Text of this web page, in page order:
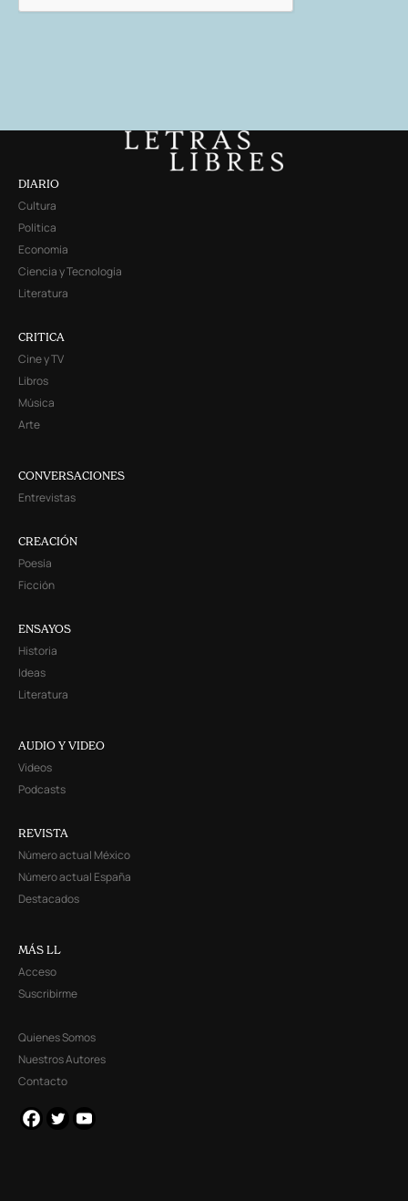
DIARIO
Cultura
Política
Economía
Ciencia y Tecnología
Literatura
CRITICA
Cine y TV
Libros
Música
Arte
CONVERSACIONES
Entrevistas
CREACIÓN
Poesía
Ficción
ENSAYOS
Historia
Ideas
Literatura
AUDIO Y VIDEO
Videos
Podcasts
REVISTA
Número actual México
Número actual España
Destacados
MÁS LL
Acceso
Suscribirme
Quienes Somos
Nuestros Autores
Contacto